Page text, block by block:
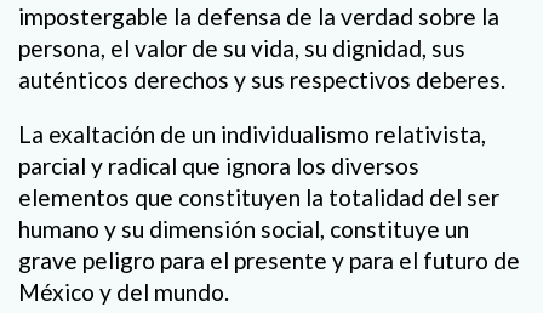
impostergable la defensa de la verdad sobre la
persona, el valor de su vida, su dignidad, sus
auténticos derechos y sus respectivos deberes.
La exaltación de un individualismo relativista,
parcial y radical que ignora los diversos
elementos que constituyen la totalidad del ser
humano y su dimensión social, constituye un
grave peligro para el presente y para el futuro de
México y del mundo.